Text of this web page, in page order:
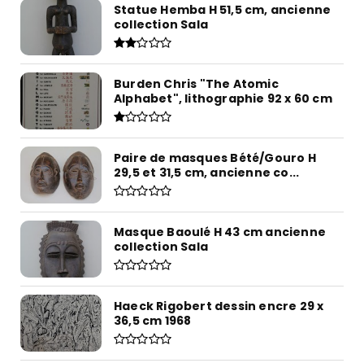
Statue Hemba H 51,5 cm, ancienne
collection Sala
Burden Chris "The Atomic
Alphabet", lithographie 92 x 60 cm
Paire de masques Bété/Gouro H
29,5 et 31,5 cm, ancienne co...
Masque Baoulé H 43 cm ancienne
collection Sala
Haeck Rigobert dessin encre 29 x
36,5 cm 1968